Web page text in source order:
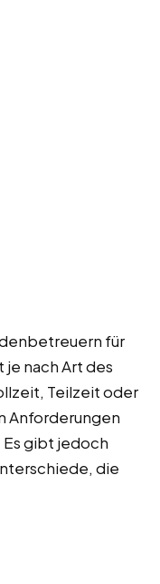
für
nach Art des
Teilzeit oder
Anforderungen
gibt jedoch
die